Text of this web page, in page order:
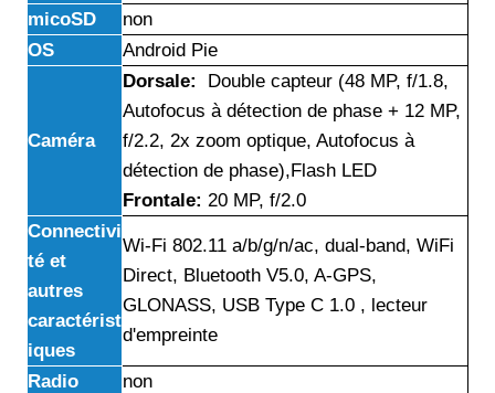
micoSD
non
OS
Android Pie
Caméra
Dorsale: Double capteur (48 MP, f/1.8,
Autofocus à détection de phase + 12 MP,
f/2.2, 2x zoom optique, Autofocus à
détection de phase),Flash LED
Frontale: 20 MP, f/2.0
Connectivi
té et
autres
caractérist
iques
Wi-Fi 802.11 a/b/g/n/ac, dual-band, WiFi
Direct, Bluetooth V5.0, A-GPS,
GLONASS, USB Type C 1.0 , lecteur
d'empreinte
Radio non